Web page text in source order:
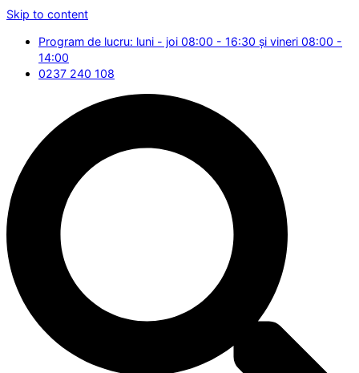
Skip to content
Program de lucru: luni - joi 08:00 - 16:30 și vineri 08:00 -
14:00
0237 240 108